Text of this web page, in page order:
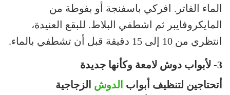
الماء الفاتر. افركي باسفنجة أو بفوطة من
المايكروفايبر ثم اشطفي البلاط. للبقع العنيدة،
انتظري من 10 إلى 15 دقيقة قبل أن تشطفي بالماء.
3- لأبواب دوش لامعة وكأنها جديدة
أتحتاجين لتنظيف أبواب الدوش الزجاجية